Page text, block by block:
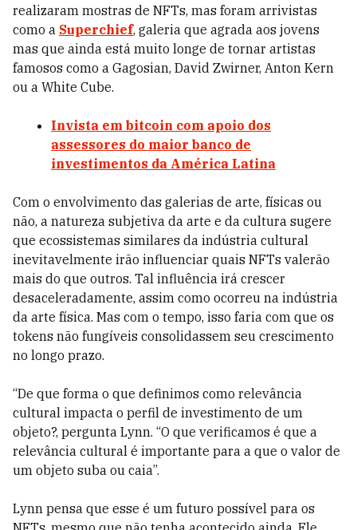
realizaram mostras de NFTs, mas foram arrivistas
como a Superchief, galeria que agrada aos jovens
mas que ainda está muito longe de tornar artistas
famosos como a Gagosian, David Zwirner, Anton Kern
ou a White Cube.
Invista em bitcoin com apoio dos
assessores do maior banco de
investimentos da América Latina
Com o envolvimento das galerias de arte, físicas ou
não, a natureza subjetiva da arte e da cultura sugere
que ecossistemas similares da indústria cultural
inevitavelmente irão influenciar quais NFTs valerão
mais do que outros. Tal influência irá crescer
desaceleradamente, assim como ocorreu na indústria
da arte física. Mas com o tempo, isso faria com que os
tokens não fungíveis consolidassem seu crescimento
no longo prazo.
“De que forma o que definimos como relevância
cultural impacta o perfil de investimento de um
objeto?, pergunta Lynn. “O que verificamos é que a
relevância cultural é importante para a que o valor de
um objeto suba ou caia”.
Lynn pensa que esse é um futuro possível para os